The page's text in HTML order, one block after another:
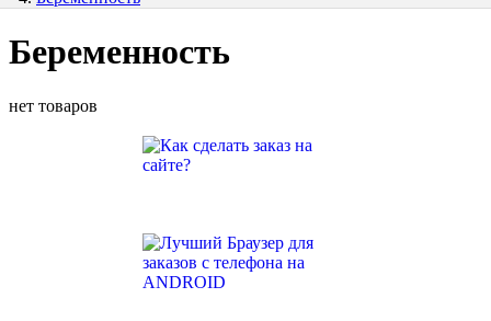
Беременность
нет товаров